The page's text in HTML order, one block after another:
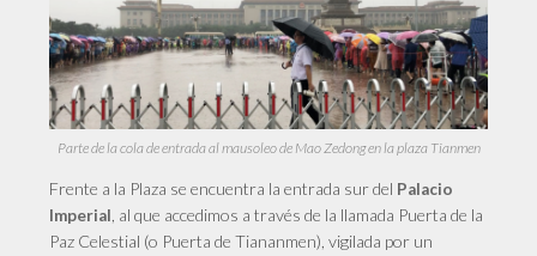
Parte de la cola de entrada al mausoleo de Mao Zedong en la plaza Tianmen
Frente a la Plaza se encuentra la entrada sur del Palacio
Imperial , al que accedimos a través de la llamada Puerta de la
Paz Celestial (o Puerta de Tiananmen), vigilada por un